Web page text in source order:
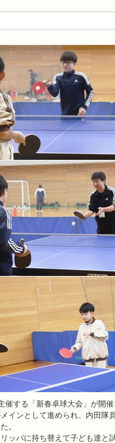
する「新春卓球大会」が開催
ンとして進められ、内田隊
。
パに持ち替えて子ども達と